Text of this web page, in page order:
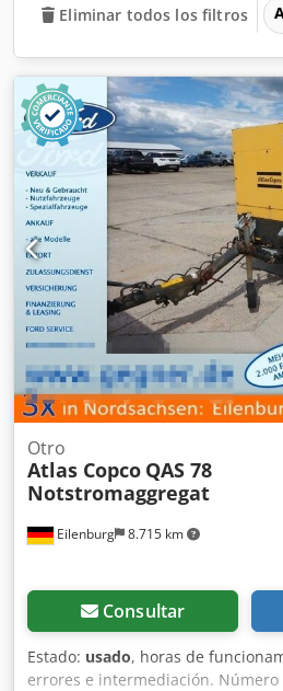
Eliminar todos los filtros
Eilenburg 8.715 km
Otro
Atlas Copco QAS 78
Notstromaggregat
Consultar
Estado: usado, horas de
errores e intermediación.